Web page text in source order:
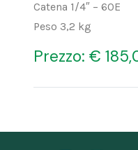
Catena 1/4″ – 60E
Peso 3,2 kg
Prezzo: €